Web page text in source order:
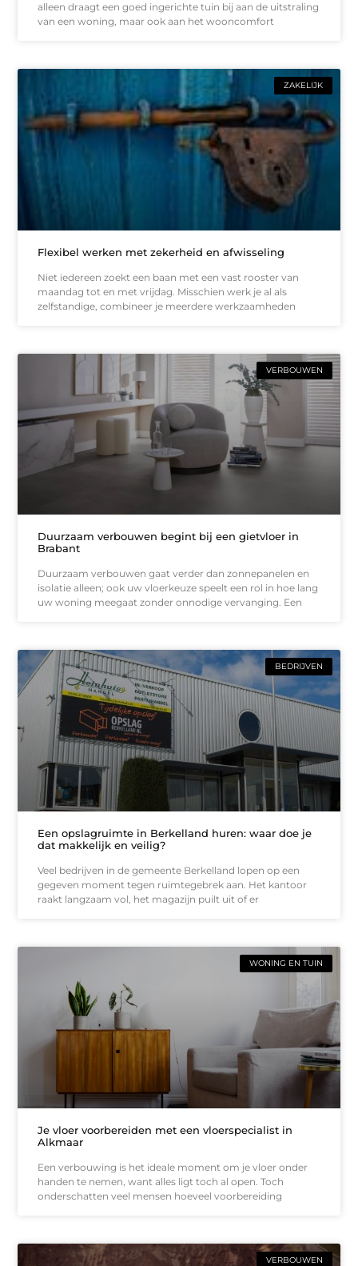
alleen draagt een goed ingerichte tuin bij aan de uitstraling
van een woning, maar ook aan het wooncomfort
ZAKELIJK
Flexibel werken met zekerheid en afwisseling
Niet iedereen zoekt een baan met een vast rooster van
maandag tot en met vrijdag. Misschien werk je al als
zelfstandige, combineer je meerdere werkzaamheden
VERBOUWEN
Duurzaam verbouwen begint bij een gietvloer in
Brabant
Duurzaam verbouwen gaat verder dan zonnepanelen en
isolatie alleen; ook uw vloerkeuze speelt een rol in hoe lang
uw woning meegaat zonder onnodige vervanging. Een
BEDRIJVEN
Een opslagruimte in Berkelland huren: waar doe je
dat makkelijk en veilig?
Veel bedrijven in de gemeente Berkelland lopen op een
gegeven moment tegen ruimtegebrek aan. Het kantoor
raakt langzaam vol, het magazijn puilt uit of er
WONING EN TUIN
Je vloer voorbereiden met een vloerspecialist in
Alkmaar
Een verbouwing is het ideale moment om je vloer onder
handen te nemen, want alles ligt toch al open. Toch
onderschatten veel mensen hoeveel voorbereiding
VERBOUWEN